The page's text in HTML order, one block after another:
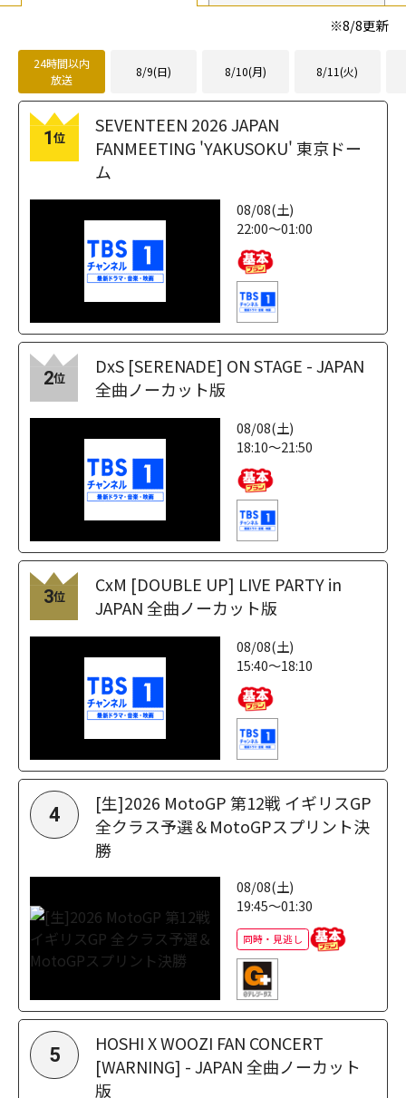
※8/8更新
24時間以内
放送
8/9(日) 8/10(月) 8/11(火)
1位
SEVENTEEN 2026 JAPAN
FANMEETING 'YAKUSOKU' 東京ドー
ム
08/08(土)
22:00～01:00
2位
DxS [SERENADE] ON STAGE - JAPAN
全曲ノーカット版
08/08(土)
18:10～21:50
3位
CxM [DOUBLE UP] LIVE PARTY in
JAPAN 全曲ノーカット版
08/08(土)
15:40～18:10
4
[生]2026 MotoGP 第12戦 イギリスGP
全クラス予選＆MotoGPスプリント決
勝
08/08(土)
19:45～01:30
同時・見逃し
5
HOSHI X WOOZI FAN CONCERT
[WARNING] - JAPAN 全曲ノーカット
版